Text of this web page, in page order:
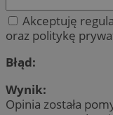
Akceptuję
oraz politykę
Błąd:
Wynik:
Opinia została